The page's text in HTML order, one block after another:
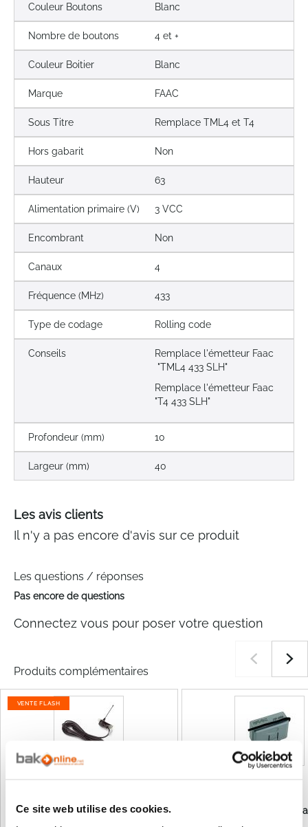
Ce site web utilise des cookies.
Couleur Boutons Blanc
Nombre de boutons 4 et +
Couleur Boitier Blanc
Marque FAAC
Sous Titre Remplace TML4 et T4
Hors gabarit Non
Hauteur 63
Alimentation primaire (V) 3 VCC
Encombrant Non
Canaux 4
Fréquence (MHz) 433
Type de codage Rolling code
Conseils
Remplace l'émetteur Faac
"TML4 433 SLH"
Remplace l'émetteur Faac
"T4 433 SLH"
Profondeur (mm) 10
Largeur (mm) 40
Les avis clients
Il n'y a pas encore d'avis sur ce produit
Les questions / réponses
Pas encore de questions
Connectez vous pour poser votre question
Produits complémentaires
VENTE FLASH
Faac 412003 - Antenne plus
Récepteur XF 433 (